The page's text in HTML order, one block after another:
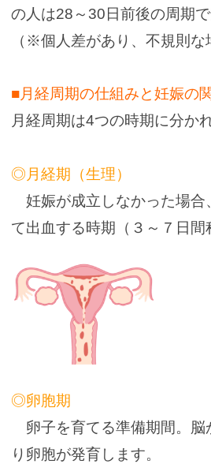
の人は28～30日前後の周期で
（※個人差があり、不規則な
■月経周期の仕組みと妊娠の
月経周期は4つの時期に分か
◎月経期（生理）
妊娠が成立しなかった場合
て出血する時期（３～７日間
◎卵胞期
卵子を育てる準備期間。脳
り卵胞が発育します。